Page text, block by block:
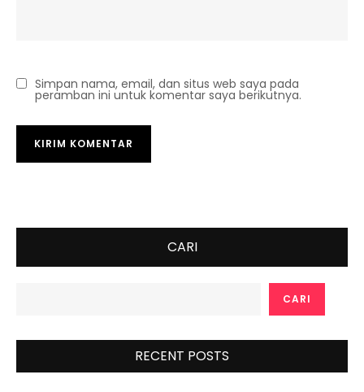
Simpan nama, email, dan situs web saya pada
peramban ini untuk komentar saya berikutnya.
CARI
CARI
RECENT POSTS